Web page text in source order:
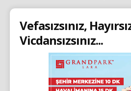
Vefasızsınız,
Vicdansızsınız...